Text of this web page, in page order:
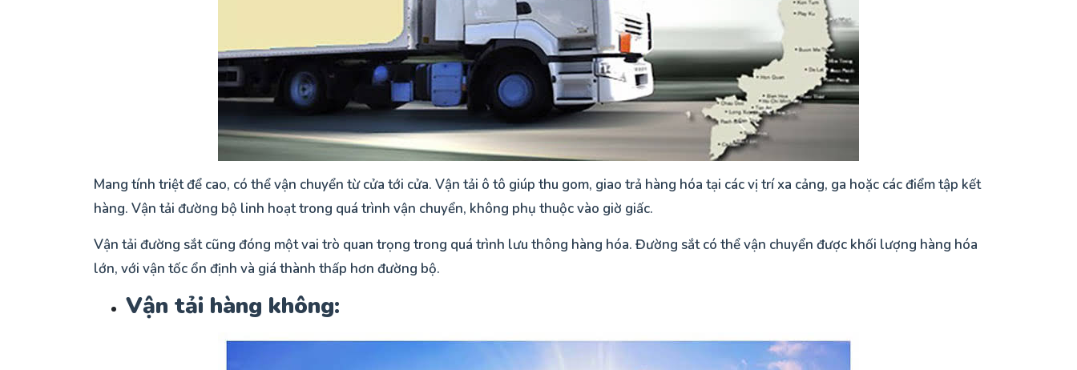
Mang tính triệt để cao, có thể vận chuyển từ cửa tới cửa. Vận tải ô tô giúp thu gom, giao trả hàng hóa tại các vị trí xa cảng, ga hoặc các điểm tập kết
hàng. Vận tải đường bộ linh hoạt trong quá trình vận chuyển, không phụ thuộc vào giờ giấc.
Vận tải đường sắt cũng đóng một vai trò quan trọng trong quá trình lưu thông hàng hóa. Đường sắt có thể vận chuyển được khối lượng hàng hóa
lớn, với vận tốc ổn định và giá thành thấp hơn đường bộ.
Vận tải hàng không: